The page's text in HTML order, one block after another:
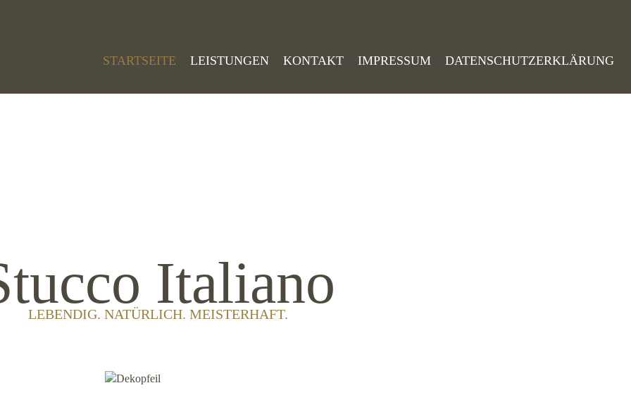
STARTSEITE LEISTUNGEN KONTAKT IMPRESSUM DATENSCHUTZERKLÄRUNG
Italiano
LEBENDIG. NATÜRLICH. MEISTERHAFT.